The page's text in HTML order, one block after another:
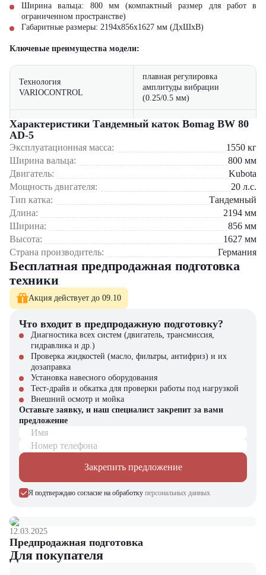
Ширина вальца: 800 мм (компактный размер для работ в
ограниченном пространстве)
Габаритные размеры: 2194х856х1627 мм (ДxШxВ)
Ключевые преимущества модели:
Технология
VARIOCONTROL
плавная регулировка
амплитуды вибрации
(0.25/0.5 мм)
Система BOMAG
ECONOMIZER
автоматическая
оптимизация рабочих
Эргономичная кабина
с улучшенной
шумоизоляцией
Гидростатический привод
плавное движение и точное
Низкий расход топлива до 2.5 л/ч в рабочем режиме
Области применения:
Уплотнение асфальта при ямочном ремонте
Работы на тротуарах и велодорожках
Укладка покрытий в жилых кварталах
Ремонт дорог в исторических центрах городов
Строительство парковых зон и пешеходных зон
Компания "ЦТО" – официальный дилер Bomag предлагает:
Полный пакет документов и гарантию 24 месяца
Оригинальные запасные части в наличии
Гибкие программы финансирования
Консультации по выбору оптимальной комплектации
Bomag BW 80 AD-5 – ваш надежный партнер в дорожном
строительстве! В каталоге "ЦТО" вы найдете полный ассортимент
дорожной техники Bomag и сопутствующего оборудования.
Характеристики Тандемный каток Bomag BW 80
AD-5
Эксплуатационная масса: 1550 кг
Ширина вальца:
800 мм
Двигатель:
Kubota
Мощность двигателя:
20 л.с.
Тип катка:
Тандемный
Длина:
2194 мм
Ширина:
856 мм
Высота:
1627 мм
Страна производитель:
Германия
Бесплатная предпродажная подготовка
техники
Акция действует до 09.10
Что входит в предпродажную подготовку?
Диагностика всех систем (двигатель, трансмиссия,
гидравлика и др.)
Проверка жидкостей (масло, фильтры, антифриз) и их
дозаправка
Установка навесного оборудования
Тест-драйв и обкатка для проверки работы под нагрузкой
Внешний осмотр и мойка
Оставьте заявку, и наш специалист закрепит за вами
предложение
Имя
Номер телефона
Закрепить предложение
Я подтверждаю согласие на обработку персональных данных
12.03.2025
Предпродажная подготовка
Для покупателя